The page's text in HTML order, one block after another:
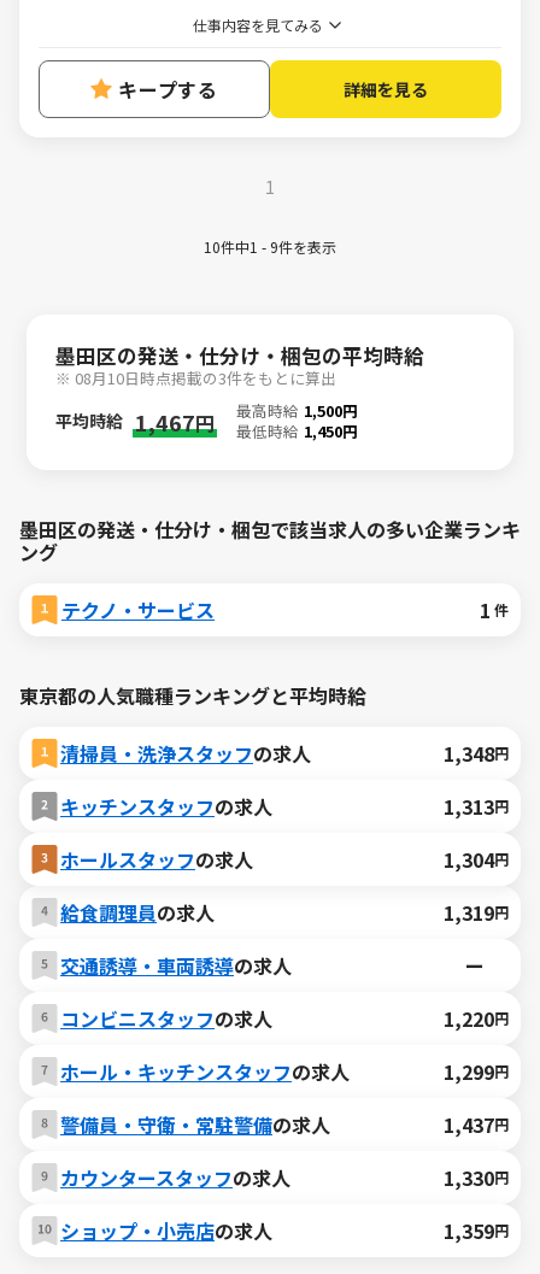
仕事内容を見てみる
キープする 詳細を見る
1
10件中1 - 9件を表示
墨田区の発送・仕分け・梱包の平均時給
※ 08月10日時点掲載の3件をもとに算出
平均時給 1,467円 最高時給 1,500円
最低時給 1,450円
墨田区の発送・仕分け・梱包で該当求人の多い企業ランキ
ング
テクノ・サービス
1 件
東京都の人気職種ランキングと平均時給
清掃員・洗浄スタッフの求人 1,348円
キッチンスタッフの求人 1,313円
ホールスタッフの求人 1,304円
給食調理員の求人 1,319円
交通誘導・車両誘導の求人
ー
コンビニスタッフの求人 1,220円
ホール・キッチンスタッフの求人 1,299円
警備員・守衛・常駐警備の求人 1,437円
カウンタースタッフの求人 1,330円
ショップ・小売店の求人 1,359円